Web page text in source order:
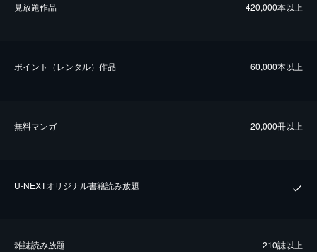
⾒放題作品 420,000本以上
ポイント（レンタル）作品 60,000本以上
無料マンガ 20,000冊以上
U-NEXTオリジナル書籍読み放題
雑誌読み放題 210誌以上